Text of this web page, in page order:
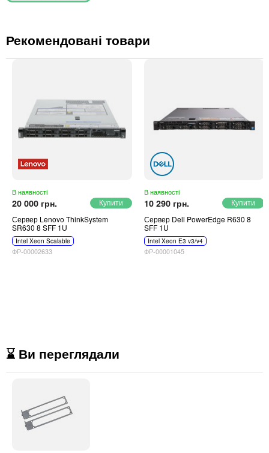
Рекомендовані товари
В наявності
20 000 грн.
Сервер Lenovo ThinkSystem
SR630 8 SFF 1U
Intel Xeon Scalable
ФР-00002633
В наявності
10 290 грн.
Сервер Dell PowerEdge R630 8
SFF 1U
Intel Xeon E3 v3/v4
ФР-00001045
⌛ Ви переглядали